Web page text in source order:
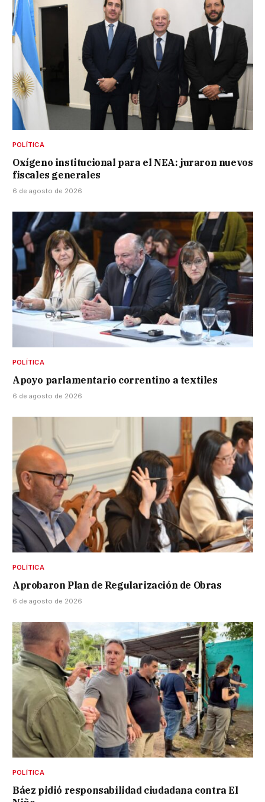
POLÍTICA
Oxígeno institucional para el NEA: juraron nuevos
fiscales generales
6 de agosto de 2026
POLÍTICA
Apoyo parlamentario correntino a textiles
6 de agosto de 2026
POLÍTICA
Aprobaron Plan de Regularización de Obras
6 de agosto de 2026
POLÍTICA
Báez pidió responsabilidad ciudadana contra El